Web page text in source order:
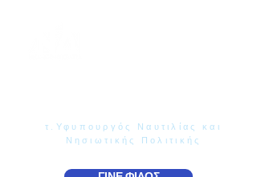
τ.Υφυπουργός Ναυτιλίας και
Νησιωτικής Πολιτικής